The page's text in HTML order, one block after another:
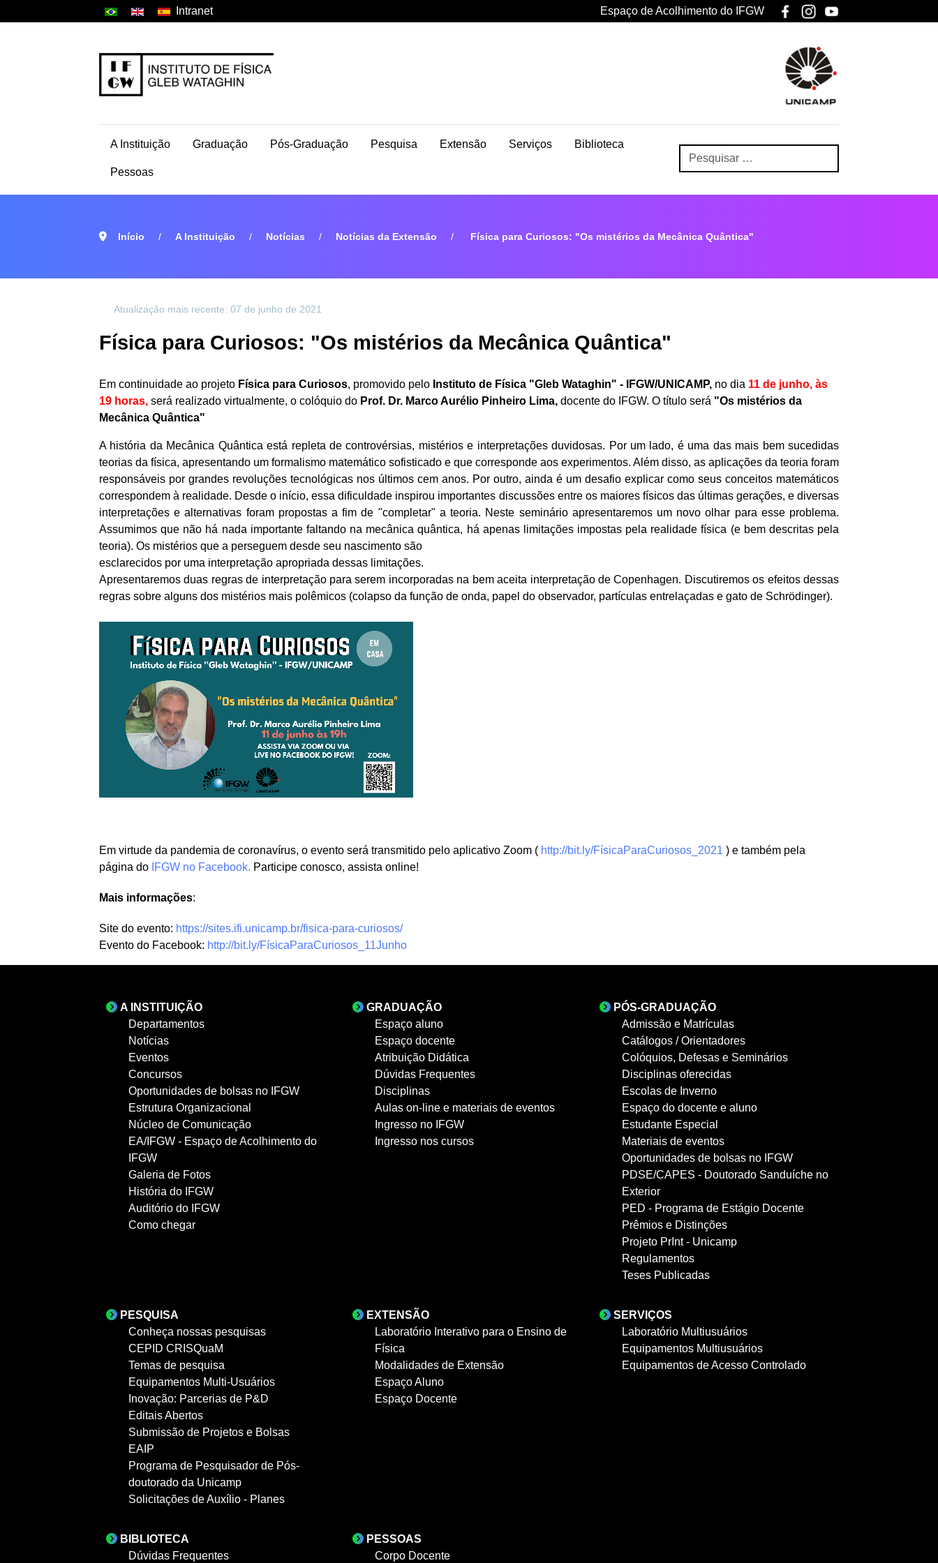
Intranet Espaço de Acolhimento do IFGW
A Instituição Graduação Pós-Graduação Pesquisa Extensão Serviços Biblioteca
Pessoas
Início A Instituição Notícias Notícias da Extensão Física para Curiosos: "Os mistérios da Mecânica Quântica"
Atualização mais recente: 07 de junho de 2021
Física para Curiosos: "Os mistérios da Mecânica Quântica"
Em continuidade ao projeto Física para Curiosos, promovido pelo nstituto de Física "Gleb Wataghin" - IFGW/UNICAMP, no dia 11 de junho, às
19 horas, será realizado virtualmente, o colóquio do Prof. Dr. Marco Aurélio Pinheiro Lima, docente do IFGW. O título será "Os mistérios da
Mecânica Quântica"
A história da Mecânica Quântica está repleta de controvérsias, mistérios e interpretações duvidosas. Por um lado, é uma das mais bem sucedidas
teorias da física, apresentando um formalismo matemático sofisticado e que corresponde aos experimentos. Além disso, as aplicações da teoria foram
responsáveis por grandes revoluções tecnológicas nos últimos cem anos. Por outro, ainda é um desafio explicar como seus conceitos matemáticos
correspondem à realidade. Desde o início, essa dificuldade inspirou importantes discussões entre os maiores físicos das últimas gerações, e diversas
interpretações e alternativas foram propostas a fim de "completar" a teoria. Neste seminário apresentaremos um novo olhar para esse problema.
Assumimos que não há nada importante faltando na mecânica quântica, há apenas limitações impostas pela realidade física (e bem descritas pela
teoria). Os mistérios que a perseguem desde seu nascimento são
esclarecidos por uma interpretação apropriada dessas limitações.
Apresentaremos duas regras de interpretação para serem incorporadas na bem aceita interpretação de Copenhagen. Discutiremos os efeitos dessas
regras sobre alguns dos mistérios mais polêmicos (colapso da função de onda, papel do observador, partículas entrelaçadas e gato de Schrödinger).
Em virtude da pandemia de coronavírus, o evento será transmitido pelo aplicativo Zoom ( http://bit.ly/FísicaParaCuriosos_2021 ) e também pela
página do IFGW no Facebook. Participe conosco, assista online!
Mais informações:
Site do evento: https://sites.ifi.unicamp.br/fisica-para-curiosos/
Evento do Facebook: http://bit.ly/FísicaParaCuriosos_11Junho
A INSTITUIÇÃO
Departamentos
Notícias
Eventos
Concursos
Oportunidades de bolsas no IFGW
Estrutura Organizacional
Núcleo de Comunicação
EA/IFGW - Espaço de Acolhimento do
IFGW
Galeria de Fotos
História do IFGW
Auditório do IFGW
Como chegar
GRADUAÇÃO
Espaço aluno
Espaço docente
Atribuição Didática
Dúvidas Frequentes
Disciplinas
Aulas on-line e materiais de eventos
Ingresso no IFGW
Ingresso nos cursos
PÓS-GRADUAÇÃO
Admissão e Matrículas
Catálogos / Orientadores
Colóquios, Defesas e Seminários
Disciplinas oferecidas
Escolas de Inverno
Espaço do docente e aluno
Estudante Especial
Materiais de eventos
Oportunidades de bolsas no IFGW
PDSE/CAPES - Doutorado Sanduíche no
Exterior
PED - Programa de Estágio Docente
Prêmios e Distinções
Projeto PrInt - Unicamp
Regulamentos
Teses Publicadas
PESQUISA
Conheça nossas pesquisas
CEPID CRISQuaM
Temas de pesquisa
Equipamentos Multi-Usuários
Inovação: Parcerias de P&D
Editais Abertos
Submissão de Projetos e Bolsas
EAIP
Programa de Pesquisador de Pós-
doutorado da Unicamp
Solicitações de Auxílio - Planes
EXTENSÃO
Laboratório Interativo para o Ensino de
Física
Modalidades de Extensão
Espaço Aluno
Espaço Docente
SERVIÇOS
Laboratório Multiusuários
Equipamentos Multiusuários
Equipamentos de Acesso Controlado
BIBLIOTECA
Dúvidas Frequentes
PESSOAS
Corpo Docente